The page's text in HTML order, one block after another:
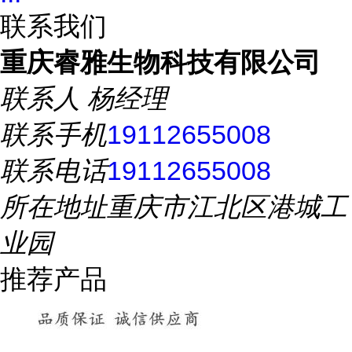
联系我们
重庆睿雅生物科技有限公司
联系人 杨经理
联系手机19112655008
联系电话19112655008
所在地址重庆市江北区港城工
业园
推荐产品